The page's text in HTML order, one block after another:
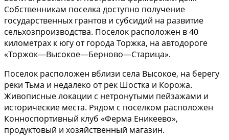
Собственникам поселка доступно получение
государственных грантов и субсидий на развитие
сельхозпроизводства. Поселок расположен в 40
километрах к югу от города Торжка, на автодороге
«Торжок—Высокое—Берново—Старица».
Поселок расположен вблизи села Высокое, на берегу
реки Тьма и недалеко от рек Шостка и Корожа.
Живописные локации с нетронутыми пейзажами и
исторические места. Рядом с поселком расположен
Конноспортивный клуб «Ферма Еникеево»,
продуктовый и хозяйственный магазин.